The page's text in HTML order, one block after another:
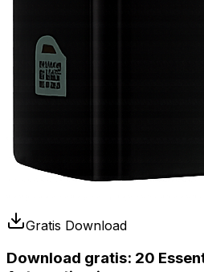
Gratis Download
Download gratis: 20